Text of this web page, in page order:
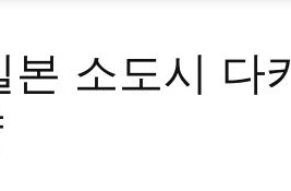
본 소도시 다